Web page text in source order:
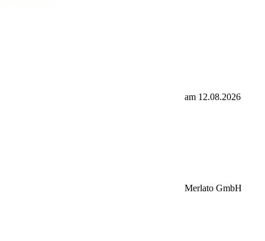
am 12.08.2026
Merlato GmbH